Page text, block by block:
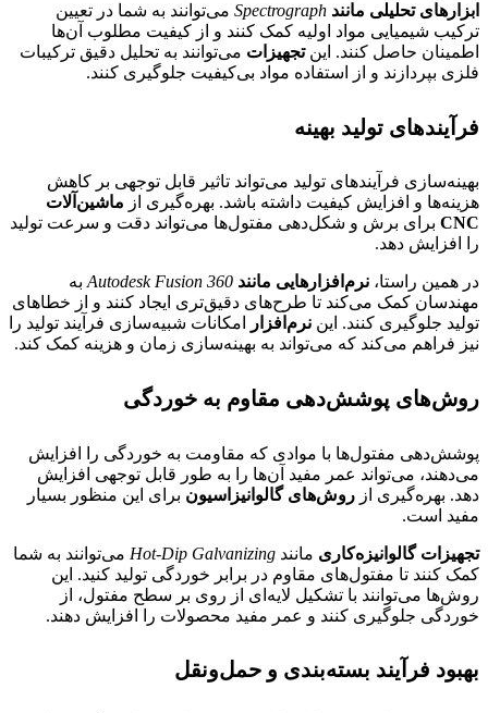
ابزارهای تحلیلی مانند Spectrograph می‌توانند به شما در تعیین
ترکیب شیمیایی مواد اولیه کمک کنند و از کیفیت مطلوب آن‌ها
اطمینان حاصل کنند. اینتجهیزات می‌توانند به تحلیل دقیق ترکیبات
فلزی بپردازند و از استفاده مواد بی‌کیفیت جلوگیری کنند.
فرآیندهای تولید بهینه
بهینه‌سازی فرآیندهای تولید می‌تواند تاثیر قابل توجهی بر کاهش
هزینه‌ها و افزایش کیفیت داشته باشد. بهره‌گیری از ماشین‌آلات
CNC برای برش و شکل‌دهی مفتول‌ها می‌تواند دقت و سرعت تولید
را افزایش دهد.
در همین راستا، نرم‌افزارهایی مانند Autodesk Fusion 360 به
مهندسان کمک می‌کند تا طرح‌های دقیق‌تری ایجاد کنند و از خطاهای
تولید جلوگیری کنند. این نرم‌افزار
امکانات شبیه‌سازی فرآیند تولید را
نیز فراهم می‌کند که می‌تواند به بهینه‌سازی زمان و هزینه کمک کند.
روش‌های پوشش‌دهی مقاوم به خوردگی
پوشش‌دهی مفتول‌ها با موادی که مقاومت به خوردگی را افزایش
می‌دهند، می‌تواند عمر مفید آن‌ها را به طور قابل توجهی افزایش
دهد. بهره‌گیری از روش‌های گالوانیزاسیون برای این منظور بسیار
مفید است.
تجهیزات گالوانیزه‌کاری مانند Hot-Dip Galvanizing می‌توانند به شما
کمک کنند تا مفتول‌های مقاوم در برابر خوردگی تولید کنید. این
روش‌ها می‌توانند با تشکیل لایه‌ای از روی بر سطح مفتول، از
خوردگی جلوگیری کنند و عمر مفید محصولات را افزایش دهند.
بهبود فرآیند بسته‌بندی و حمل‌ونقل